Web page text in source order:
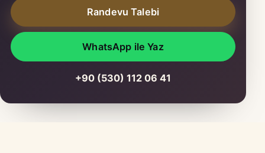
Randevu Talebi
WhatsApp ile Yaz
+90 (530) 112 06 41